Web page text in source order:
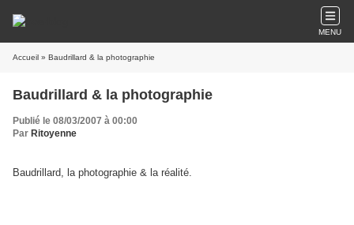
MENU
Accueil » Baudrillard & la photographie
Baudrillard & la photographie
Publié le 08/03/2007 à 00:00
Par Ritoyenne
Baudrillard, la photographie & la réalité.